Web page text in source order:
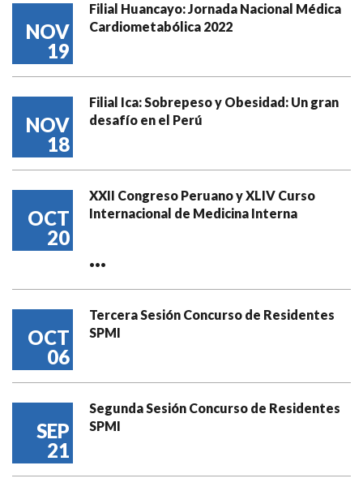
NOV
19
Filial Huancayo: Jornada Nacional Médica
Cardiometabólica 2022
NOV
18
Filial Ica: Sobrepeso y Obesidad: Un gran
desafío en el Perú
OCT
20
XXII Congreso Peruano y XLIV Curso
Internacional de Medicina Interna
...
OCT
06
Tercera Sesión Concurso de Residentes
SPMI
SEP
21
Segunda Sesión Concurso de Residentes
SPMI